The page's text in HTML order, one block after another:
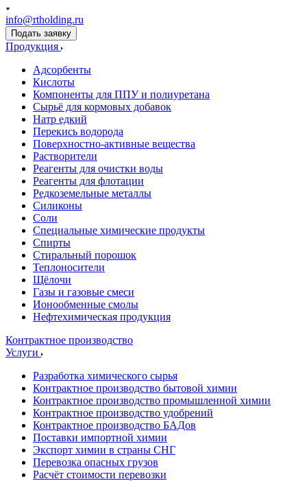
info@rtholding.ru
Подать заявку
Продукция
Адсорбенты
Кислоты
Компоненты для ППУ и полиуретана
Сырьё для кормовых добавок
Натр едкий
Перекись водорода
Поверхностно-активные вещества
Растворители
Реагенты для очистки воды
Реагенты для флотации
Редкоземельные металлы
Силиконы
Соли
Специальные химические продукты
Спирты
Стиральный порошок
Теплоносители
Щёлочи
Газы и газовые смеси
Ионообменные смолы
Нефтехимическая продукция
Контрактное производство
Услуги
Разработка химического сырья
Контрактное производство бытовой химии
Контрактное производство промышленной химии
Контрактное производство удобрений
Контрактное производство БАДов
Поставки импортной химии
Экспорт химии в страны СНГ
Перевозка опасных грузов
Расчёт стоимости перевозки